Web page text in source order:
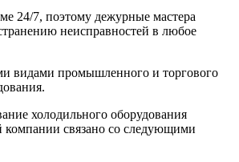
24/7, поэтому дежурные мастера
неисправностей в любое
видами промышленного и торгового
холодильного оборудования
компании связано со следующими